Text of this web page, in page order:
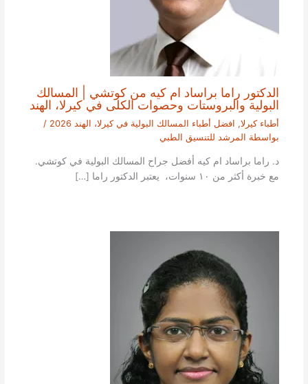
الدكتور راما براساد ام كيه من كوتشي | المسالك
البولية والبروستات وحصوات الكلى في كيرلا، الهند
أطباء كيرلا, افضل أطباء المسالك البولية في كيرلا، الهند 2026
/
بواسطة المرشد للتنسيق الطبي
د. راما براساد ام كيه أفضل جراح المسالك البولية في كوتشي.
مع خبرة أكثر من ١٠ سنوات، يعتبر الدكتور راما […]